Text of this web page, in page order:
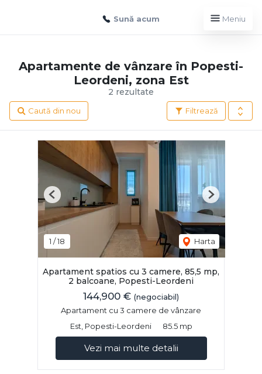
Sună acum Meniu
2 rezultate
Apartamente de vânzare în Popesti-
Leordeni, zona Est
Filtrează
Caută din nou
1 /18 Harta
Previous Next
Apartament spatios cu 3 camere, 85,5 mp,
2 balcoane, Popesti-Leordeni
144,900 € (negociabil)
Apartament cu 3 camere de vânzare
Est, Popesti-Leordeni
85.5 mp
Vezi mai multe detalii